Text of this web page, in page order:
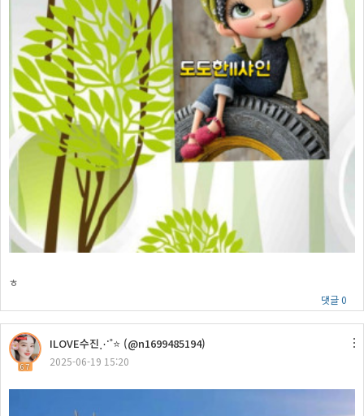
ㅎ
댓글 0
67
ILOVE수진⋰˚⭐ (@n1699485194)
2025-06-19 15:20